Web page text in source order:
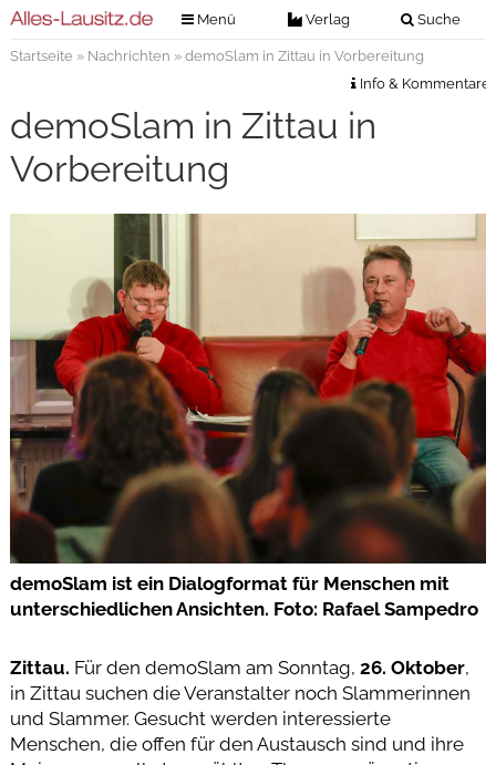
Menü Verlag Suche
Verlag
Kontakt
Impressum
Nachrichten
Veranstaltungstickets
Anzeigenannahme
Digitale Ausgaben
Startseite» Nachrichten » demoSlam in Zittau in Vorbereitung
Info & Kommentare
demoSlam in Zittau in
Vorbereitung
demoSlam ist ein Dialogformat für Menschen mit
unterschiedlichen Ansichten. Foto: Rafael Sampedro
Zittau. Für den demoSlam am Sonntag, 26. Oktober,
in Zittau suchen die Veranstalter noch Slammerinnen
und Slammer. Gesucht werden interessierte
Menschen, die offen für den Austausch sind und ihre